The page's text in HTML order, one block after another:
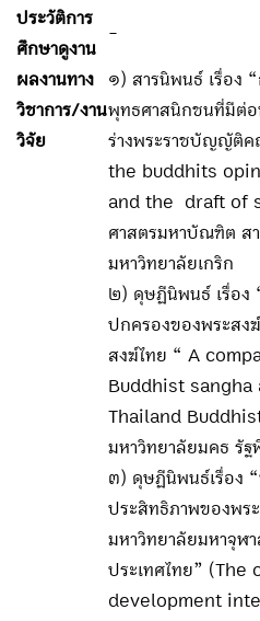
ประวัติการ
ศึกษาดูงาน
-
ผลงานทาง
วิชาการ/งาน
วิจัย
๑) สารนิพนธ์ เรื่อง
พุทธศาสนิกชนที่มีต่
ร่างพระราชบัญญัติ
the buddhits
and the draft of
ศาสตรมหาบัณฑิต สา
มหาวิทยาลัยเกริก
๒) ดุษฏีนิพนธ์ เรื่อง
ปกครองของพระสง
สงฆ์ไทย “ A
Buddhist
Thailand
มหาวิทยาลัยมคธ รัฐ
๓) ดุษฏีนิพนธ์เรื่อง
ประสิทธิภาพของพร
มหาวิทยาลัยมหาจุฬ
ประเทศไทย” (The
development